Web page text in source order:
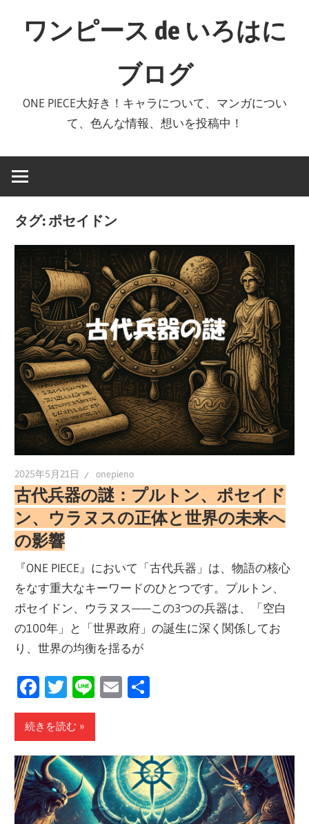
ワンピース de いろはに
ブログ
ONE PIECE大好き！キャラについて、マンガについ
て、色んな情報、想いを投稿中！
タグ:ポセイドン
2025年5月21日 onepieno
古代兵器の謎：プルトン、ポセイド
ン、ウラヌスの正体と世界の未来へ
の影響
『ONE PIECE』において「古代兵器」は、物語の核心
をなす重大なキーワードのひとつです。プルトン、
ポセイドン、ウラヌス——この3つの兵器は、「空白
の100年」と「世界政府」の誕生に深く関係してお
り、世界の均衡を揺るが
Facebook
Twitter
LineEmail
続きを読む